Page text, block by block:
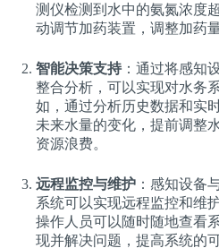
测仪检测到水中的氨氮浓度
动调节加药装置，调整加药
智能决策支持 ：通过将感知
整合分析，可以实现对水务
如，通过分析历史数据和实
未来水量的变化，提前调整
资源浪费。
远程监控与维护 ：感知设备
系统可以实现远程监控和维
操作人员可以随时随地查看
现并解决问题，提高系统的